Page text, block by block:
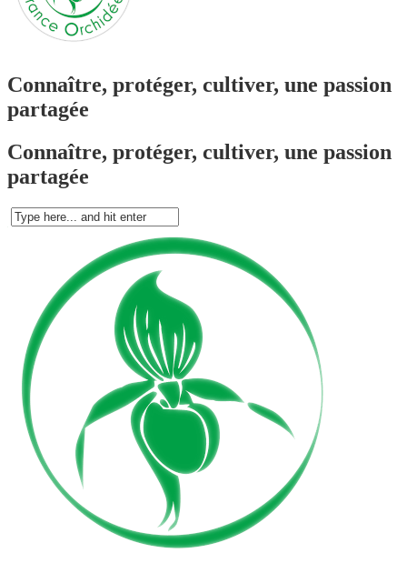
Connaître, protéger, cultiver, une passion
partagée
Connaître, protéger, cultiver, une passion
partagée